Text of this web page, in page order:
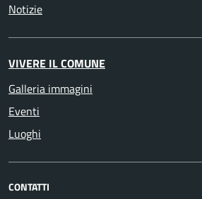
Notizie
VIVERE IL COMUNE
Galleria immagini
Eventi
Luoghi
CONTATTI